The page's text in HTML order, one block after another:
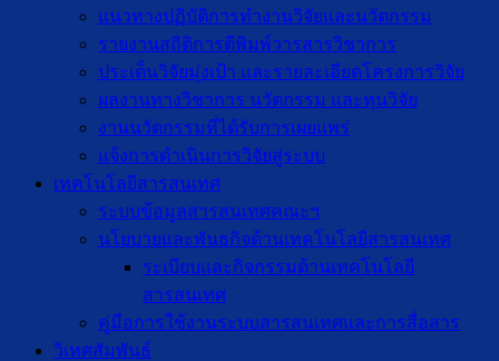
แนวทางปฏิบัติการทำงานวิจัยและนวัตกรรม
รายงานสถิติการตีพิมพ์วารสารวิชาการ
ประเด็นวิจัยมุ่งเป้า และรายละเอียดโครงการวิจัย
ผลงานทางวิชาการ นวัตกรรม และทุนวิจัย
งานนวัตกรรมที่ได้รับการเผยแพร่
แจ้งการดำเนินการวิจัยสู่ระบบ
เทคโนโลยีสารสนเทศ
ระบบข้อมูลสารสนเทศคณะฯ
นโยบายและพันธกิจด้านเทคโนโลยีสารสนเทศ
ระเบียบและกิจกรรมด้านเทคโนโลยี
สารสนเทศ
คู่มือการใช้งานระบบสารสนเทศและการสื่อสาร
วิเทศสัมพันธ์